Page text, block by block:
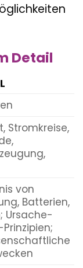
Detail
Stromkreise,
von
Batterien,
Ursache-